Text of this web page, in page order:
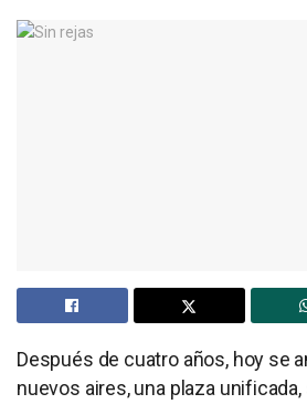
Después de cuatro años, hoy se
nuevos aires, una plaza